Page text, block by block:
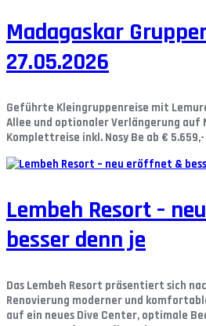
Madagaskar
27.05.2026
Geführte Kleingruppenreise mit
Allee und optionaler Verlängerung auf
Komplettreise inkl. Nosy Be ab € 5.659,-
Lembeh Resort –
besser denn je
Das Lembeh Resort präsentiert sich
Renovierung moderner und
auf ein neues Dive Center, optimale